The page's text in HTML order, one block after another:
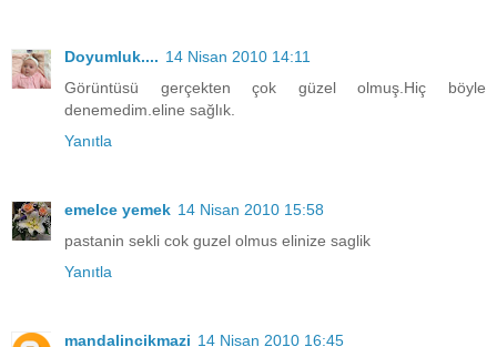
Doyumluk.... 14 Nisan 2010 14:11
Görüntüsü gerçekten çok güzel olmuş.Hiç böyle
denemedim.eline sağlık.
Yanıtla
emelce yemek 14 Nisan 2010 15:58
pastanin sekli cok guzel olmus elinize saglik
Yanıtla
mandalincikmazi 14 Nisan 2010 16:45